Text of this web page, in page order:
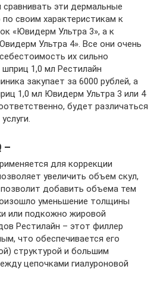
эти дермальные
своим характеристикам к
«Ювидерм Ультра 3», а к
Ультра 4». Все они очень
их сильно
1,0 мл Рестилайн
закупает за 6000 рублей, а
1,0 мл Ювидерм Ультра 3 или 4
будет различаться
–
для коррекции
увеличить объем скул,
добавить объема тем
уменьшение толщины
или подкожно жировой
Рестилайн – этот филлер
что обеспечивается его
структурой и большим
цепочками гиалуроновой